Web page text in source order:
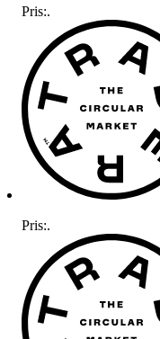
Pris:.
Pris:.